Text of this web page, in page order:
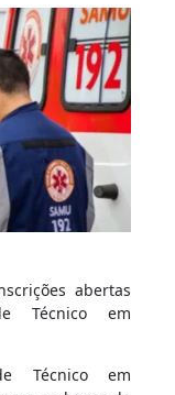
abertas
Técnico em
Técnico em